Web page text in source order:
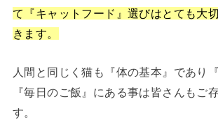
て『キャットフード』選びはとても大
きます。
人間と同じく猫も『体の基本』であり
『毎日のご飯』にある事は皆さんもご
す。